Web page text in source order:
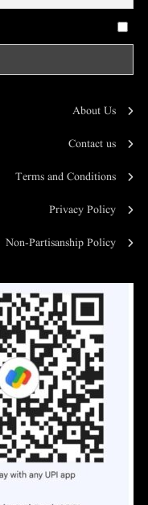
About Us
Contact us
Terms and Conditions
Privacy Policy
Non-Partisanship Policy